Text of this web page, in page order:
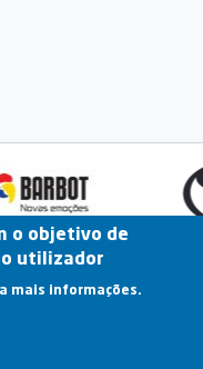
Arquivo
|
o objetivo de
utilizador
mais informações.